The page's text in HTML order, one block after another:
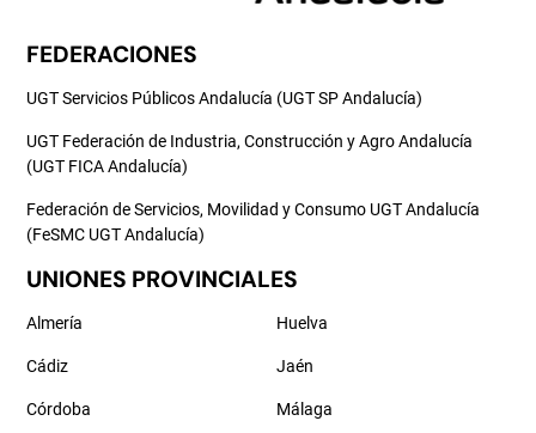
FEDERACIONES
UGT Servicios Públicos Andalucía (UGT SP Andalucía)
UGT Federación de Industria, Construcción y Agro Andalucía
(UGT FICA Andalucía)
Federación de Servicios, Movilidad y Consumo UGT Andalucía
(FeSMC UGT Andalucía)
UNIONES PROVINCIALES
Almería
Cádiz
Córdoba
Huelva
Jaén
Málaga